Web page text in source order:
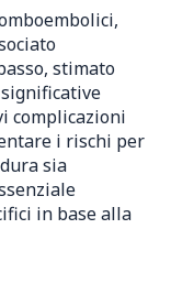
stimato
complicazioni
i rischi per
sia
in base alla